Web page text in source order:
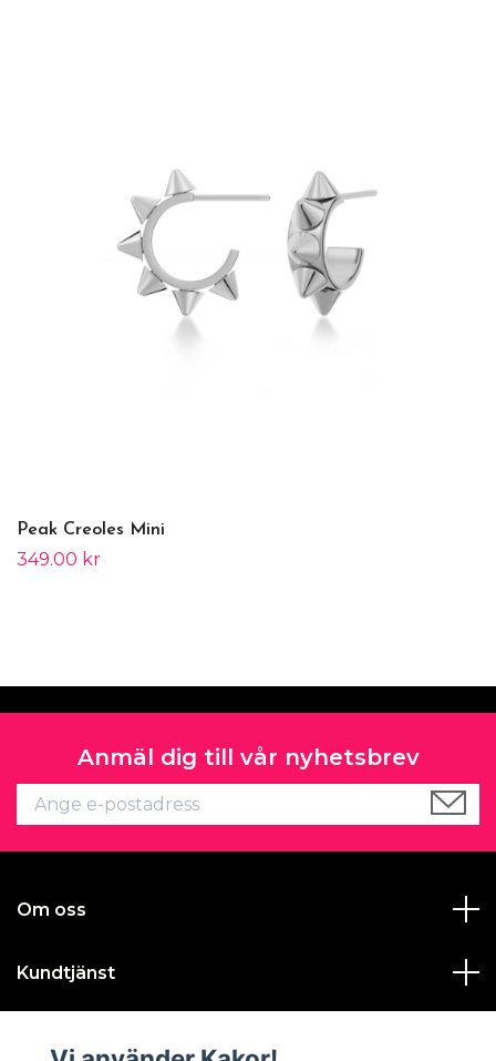
Peak Creoles Mini
349.00 kr
Anmäl dig till vår nyhetsbrev
Om oss
Kundtjänst